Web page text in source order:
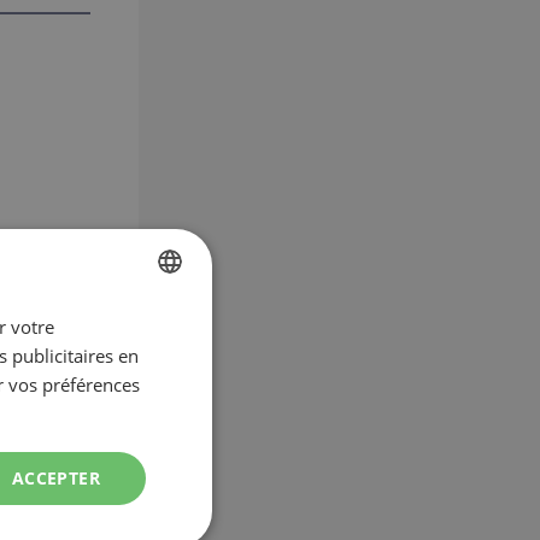
ENGLISH
votre
publicitaires en
préférences
ACCEPTER